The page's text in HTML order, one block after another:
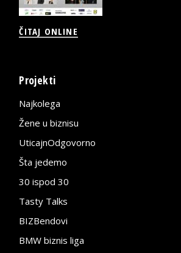
ČITAJ ONLINE
Projekti
Najkolega
Žene u biznisu
UticajnOdgovorno
Šta jedemo
30 ispod 30
Tasty Talks
BIZBendovi
BMW biznis liga